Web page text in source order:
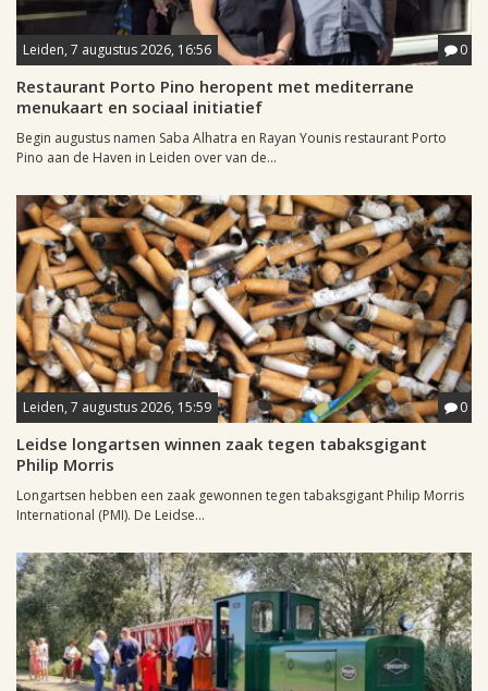
Leiden, 7 augustus 2026, 16:56 0
Restaurant Porto Pino heropent met mediterrane
menukaart en sociaal initiatief
Begin augustus namen Saba Alhatra en Rayan Younis restaurant Porto
Pino aan de Haven in Leiden over van de...
Leiden, 7 augustus 2026, 15:59 0
Leidse longartsen winnen zaak tegen tabaksgigant
Philip Morris
Longartsen hebben een zaak gewonnen tegen tabaksgigant Philip Morris
International (PMI). De Leidse...